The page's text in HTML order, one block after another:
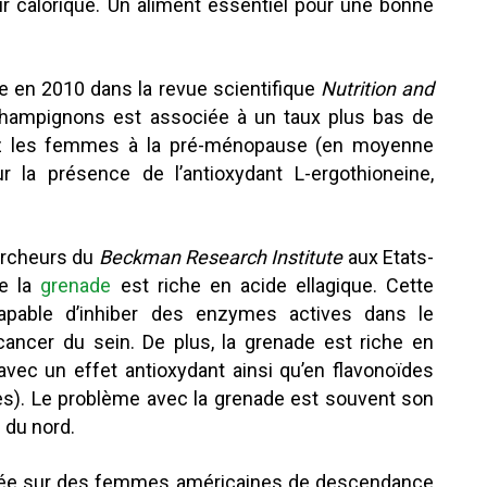
calorique. Un aliment essentiel pour une bonne
en 2010 dans la revue scientifique Nutrition and
est associée à un taux plus bas de
femmes à la pré-ménopause (en moyenne
présence de l’antioxydant L-ergothioneine,
du Beckman Research Instituteaux Etats-
la grenade est riche en acide ellagique. Cette
d’inhiber des enzymes actives dans le
du sein. De plus, la grenade est riche en
un effet antioxydant ainsi qu’en flavonoïdes
Le problème avec la grenade est souvent son
nord.
sur des femmes américaines de descendance